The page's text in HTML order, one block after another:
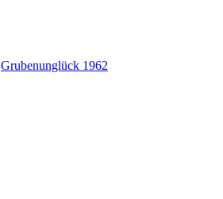
Grubenunglück 1962